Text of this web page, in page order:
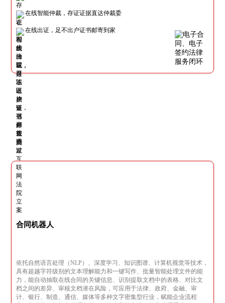
在线智能仲裁，存证证据直达仲裁委
在线出证，足不出户证书邮寄到家
合同机器人
依托自然语言处理（NLP）、深度学习、知识图谱、计算机视觉等技术，
具有超越字符级别的文本理解能力和一键写作、批量智能处理文件的能
力，能自动抽取在线合同的关键信息、识别提取文档中的表格、对比文
档之间的差异、审核文档潜在风险，可应用于法律、政府、金融、审
计、银行、制造、通信、媒体等多种文字密集型行业，赋能企业流程